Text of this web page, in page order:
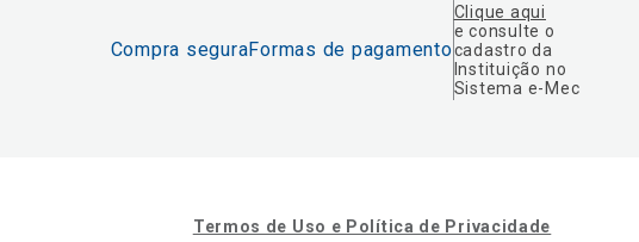
Compra seguraFormas de pagamento
Clique aqui
e consulte o
cadastro da
Instituição no
Sistema e-Mec
Termos de Uso e Política de Privacidade